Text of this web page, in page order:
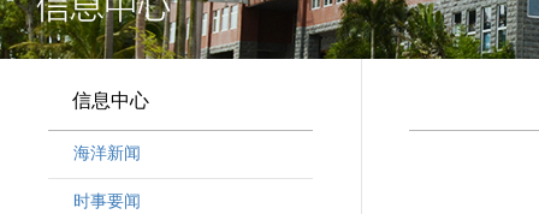
信息中心
海洋新闻
时事要闻